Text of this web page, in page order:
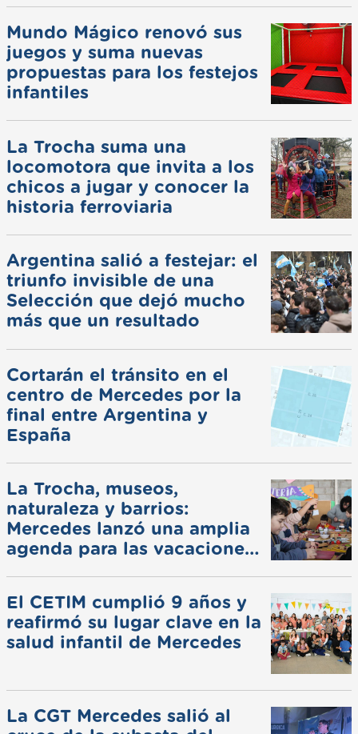
Mundo Mágico renovó sus
juegos y suma nuevas
propuestas para los festejos
infantiles
La Trocha suma una
locomotora que invita a los
chicos a jugar y conocer la
historia ferroviaria
Argentina salió a festejar: el
triunfo invisible de una
Selección que dejó mucho
más que un resultado
Cortarán el tránsito en el
centro de Mercedes por la
final entre Argentina y
España
La Trocha, museos,
naturaleza y barrios:
Mercedes lanzó una amplia
agenda para las vacaciones
El CETIM cumplió 9 años y
reafirmó su lugar clave en la
salud infantil de Mercedes
La CGT Mercedes salió al